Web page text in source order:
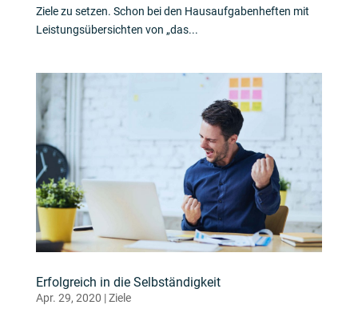
Ziele zu setzen. Schon bei den Hausaufgabenheften mit
Leistungsübersichten von „das...
Erfolgreich in die Selbständigkeit
Apr. 29, 2020 |Ziele